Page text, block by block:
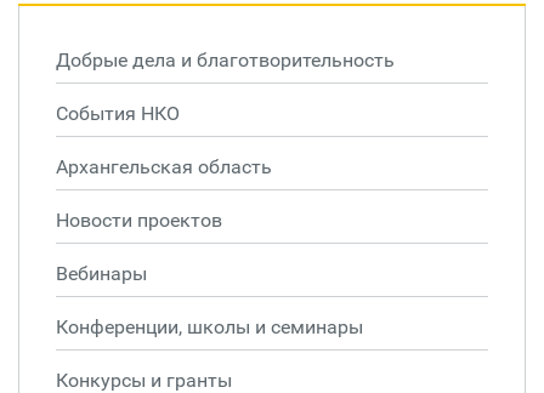
Добрые дела и благотворительность
События НКО
Архангельская область
Новости проектов
Вебинары
Конференции, школы и семинары
Конкурсы и гранты